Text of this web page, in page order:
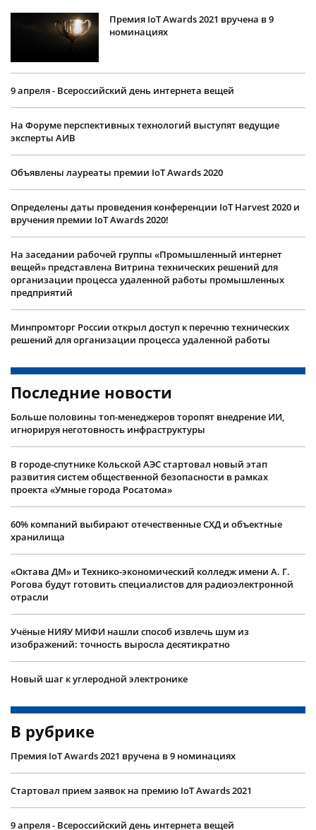
Премия IoT Awards 2021 вручена в 9
номинациях
9 апреля - Всероссийский день интернета вещей
На Форуме перспективных технологий выступят ведущие
эксперты АИВ
Объявлены лауреаты премии IoT Awards 2020
Определены даты проведения конференции IoT Harvest 2020 и
вручения премии IoT Awards 2020!
На заседании рабочей группы «Промышленный интернет
вещей» представлена Витрина технических решений для
организации процесса удаленной работы промышленных
предприятий
Минпромторг России открыл доступ к перечню технических
решений для организации процесса удаленной работы
Последние новости
Больше половины топ-менеджеров торопят внедрение ИИ,
игнорируя неготовность инфраструктуры
В городе-спутнике Кольской АЭС стартовал новый этап
развития систем общественной безопасности в рамках
проекта «Умные города Росатома»
60% компаний выбирают отечественные СХД и объектные
хранилища
«Октава ДМ» и Технико-экономический колледж имени А. Г.
Рогова будут готовить специалистов для радиоэлектронной
отрасли
Учëные НИЯУ МИФИ нашли способ извлечь шум из
изображений: точность выросла десятикратно
Новый шаг к углеродной электронике
В рубрике
Премия IoT Awards 2021 вручена в 9 номинациях
Стартовал прием заявок на премию IoT Awards 2021
9 апреля - Всероссийский день интернета вещей